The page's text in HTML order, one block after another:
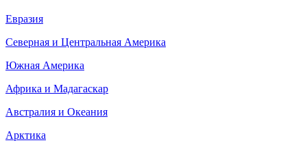
Евразия
Северная и Центральная Америка
Южная Америка
Африка и Мадагаскар
Австралия и Океания
Арктика